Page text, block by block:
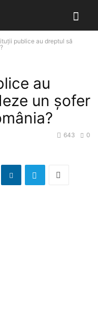
publice au dreptul să
au
un șofer
0
643